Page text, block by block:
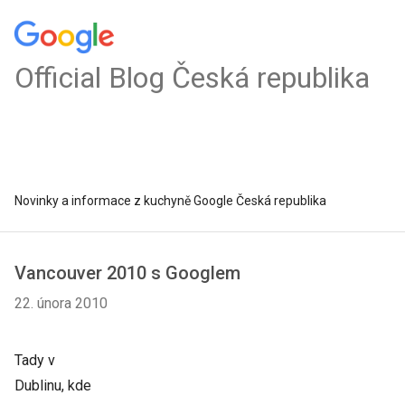
Official Blog Česká republika
Novinky a informace z kuchyně Google Česká republika
Vancouver 2010 s Googlem
22. února 2010
Tady v
Dublinu, kde